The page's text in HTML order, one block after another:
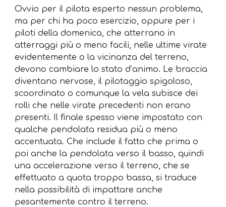
Ovvio per il pilota esperto nessun problema,
ma per chi ha poco esercizio, oppure per i
piloti della domenica, che atterrano in
atterraggi più o meno facili, nelle ultime virate
evidentemente o la vicinanza del terreno,
devono cambiare lo stato d’animo. Le braccia
diventano nervose, il pilotaggio spigoloso,
scoordinato o comunque la vela subisce dei
rolli che nelle virate precedenti non erano
presenti. Il finale spesso viene impostato con
qualche pendolata residua più o meno
accentuata. Che include il fatto che prima o
poi anche la pendolata verso il basso, quindi
una accelerazione verso il terreno, che se
effettuato a quota troppo bassa, si traduce
nella possibilità di impattare anche
pesantemente contro il terreno.